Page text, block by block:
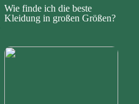
Wie finde ich die beste
Kleidung in großen Größen?